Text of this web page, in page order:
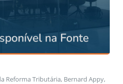
Reforma Tributária, Bernard Appy,